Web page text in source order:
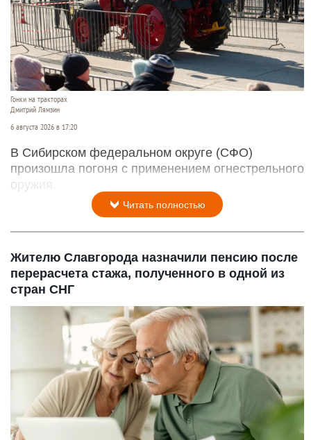
Гонки на тракторах
Дмитрий Лямзин
6 августа 2026 в 17:20
В Сибирском федеральном округе (СФО)
произошла погоня с применением огнестрельного
оружия.
Читать полностью
Жителю Славгорода назначили пенсию после
перерасчета стажа, полученного в одной из
стран СНГ